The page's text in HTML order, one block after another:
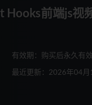
Hooks前端js视
有效期：购买后永久有效
最近更新：2026年04月